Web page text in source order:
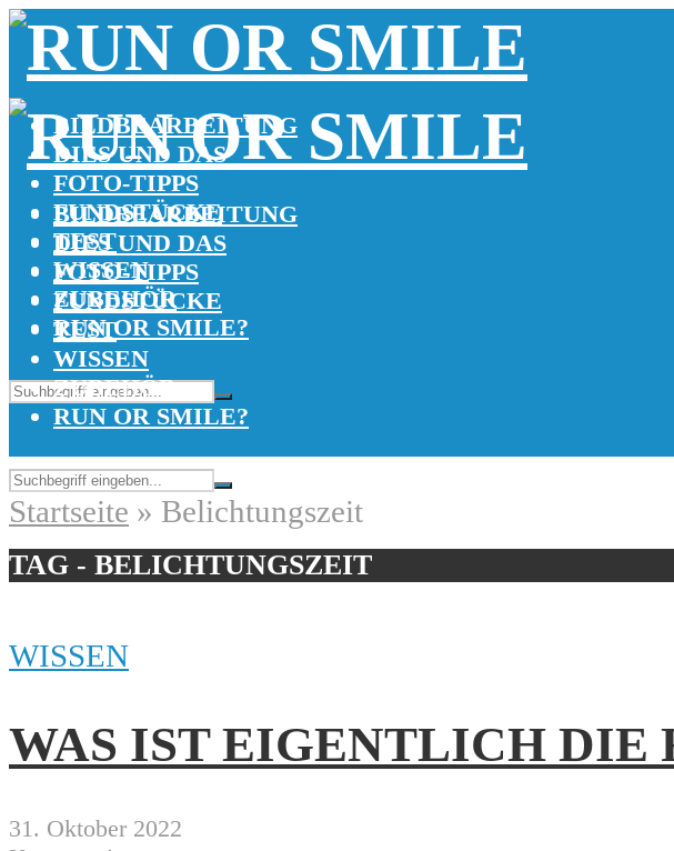
BILDBEARBEITUNG
DIES UND DAS
FOTO-TIPPS
FUNDSTÜCKE
TEST
WISSEN
ZUBEHÖR
RUN OR SMILE?
BILDBEARBEITUNG
DIES UND DAS
FOTO-TIPPS
FUNDSTÜCKE
TEST
WISSEN
ZUBEHÖR
RUN OR SMILE?
Startseite » Belichtungszeit
TAG - BELICHTUNGSZEIT
WISSEN
WAS IST EIGENTLICH DIE
31. Oktober 2022